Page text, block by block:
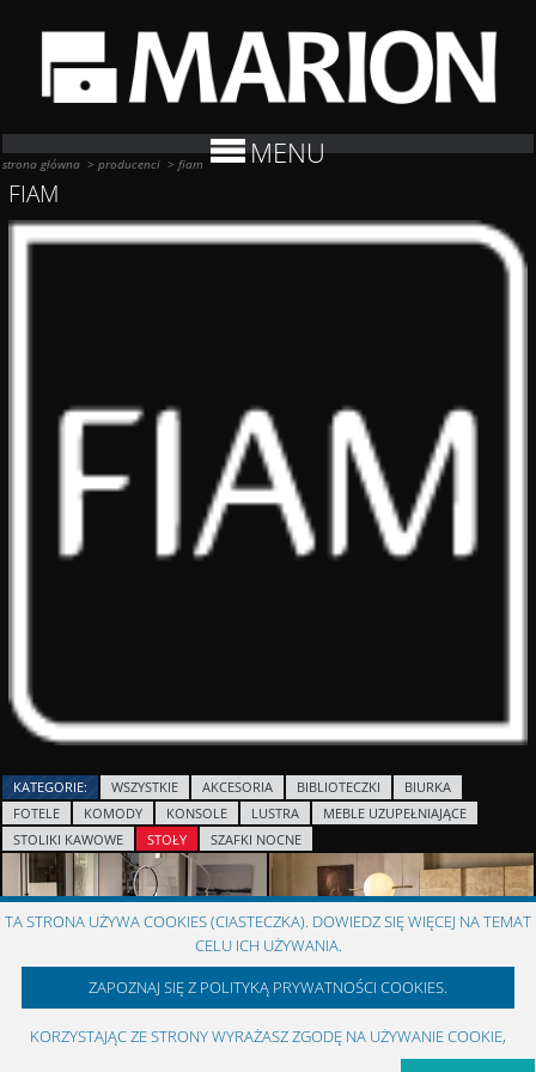
MENU
strona główna >producenci >fiam
FIAM
KATEGORIE: WSZYSTKIE AKCESORIA BIBLIOTECZKI
BIURKA
FOTELE
KOMODY KONSOLE LUSTRA
MEBLE UZUPEŁNIAJĄCE
STOLIKI KAWOWE
STOŁY SZAFKI NOCNE
CORAL BEACH THEO
ZOBACZ PRODUKT
TA STRONA UŻYWA COOKIES (CIASTECZKA). DOWIEDZ SIĘ WIĘCEJ NA TEMAT
CELU ICH UŻYWANIA.
ZAPOZNAJ SIĘ Z POLITYKĄ PRYWATNOŚCI COOKIES.
KORZYSTAJĄC ZE STRONY WYRAŻASZ ZGODĘ NA UŻYWANIE COOKIE,